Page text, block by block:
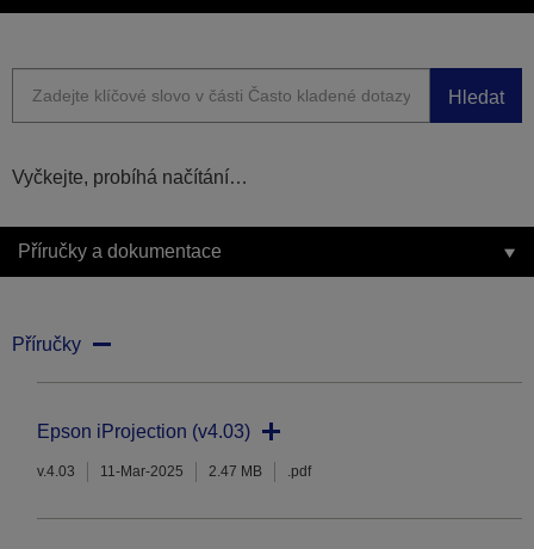
Hledat
Vyčkejte, probíhá načítání…
Příručky a dokumentace
Příručky
Epson iProjection (v4.03)
v.4.03 11-Mar-2025 2.47 MB .pdf